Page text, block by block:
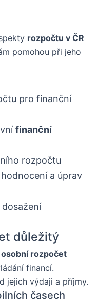
rozpočtu v ČR
pomohou při jeho
pro finanční
finanční
rozpočtu
a úprav
důležitý
osobní rozpočet
financí.
jejich výdaji a příjmy.
časech